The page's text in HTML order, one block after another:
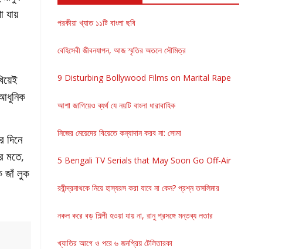
যায়
দিনে
মতে,
জাঁ লুক
পরকীয়া খ্যাত ১১টি বাংলা ছবি
বেহিসেবী জীবনযাপন, আজ স্মৃতির অতলে সৌমিত্র
9 Disturbing Bollywood Films on Marital Rape
আশা জাগিয়েও ব্যর্থ যে নয়টি বাংলা ধারাবাহিক
নিজের মেয়েদের বিয়েতে কন্যাদান করব না: সোমা
5 Bengali TV Serials that May Soon Go Off-Air
রবীন্দ্রনাথকে নিয়ে হাস্যরস করা যাবে না কেন? প্রশ্ন তসলিমার
নকল করে বড় শিল্পী হওয়া যায় না, রানু প্রসঙ্গে মন্তব্য লতার
খ্যাতির আগে ও পরে ৬ জনপ্রিয় টেলিতারকা